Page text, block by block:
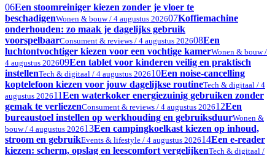
06Een stoomreiniger kiezen zonder je vloer te
beschadigenWonen & bouw / 4 augustus 202607Koffiemachine
onderhouden: zo maak je dagelijks gebruik
voorspelbaarConsument & reviews / 4 augustus 202608Een
luchtontvochtiger kiezen voor een vochtige kamerWonen & bouw /
4 augustus 202609Een tablet voor kinderen veilig en praktisch
instellenTech & digitaal / 4 augustus 202610Een noise-cancelling
koptelefoon kiezen voor jouw dagelijkse routineTech & digitaal / 4
augustus 202611Een waterkoker energiezuinig gebruiken zonder
gemak te verliezenConsument & reviews / 4 augustus 202612Een
bureaustoel instellen op werkhouding en gebruiksduurWonen &
bouw / 4 augustus 202613Een campingkoelkast kiezen op inhoud,
stroom en gebruikEvents & lifestyle / 4 augustus 202614Een e-reader
kiezen: scherm, opslag en leescomfort vergelijkenTech & digitaal /